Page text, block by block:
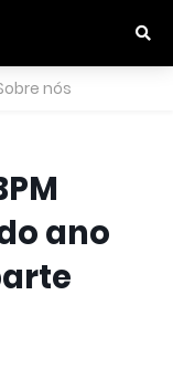
nós
ano